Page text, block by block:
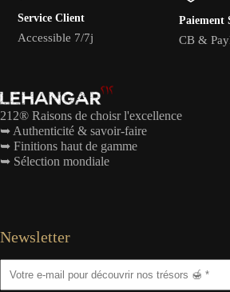
Service Client
Accessible 7/7j
Paiement
CB &
212® Raisons de choisr l'excellence
➥ Authenticité & savoir-faire
➥ Finitions haut de gamme
➥ Sélection mondiale
Newsletter